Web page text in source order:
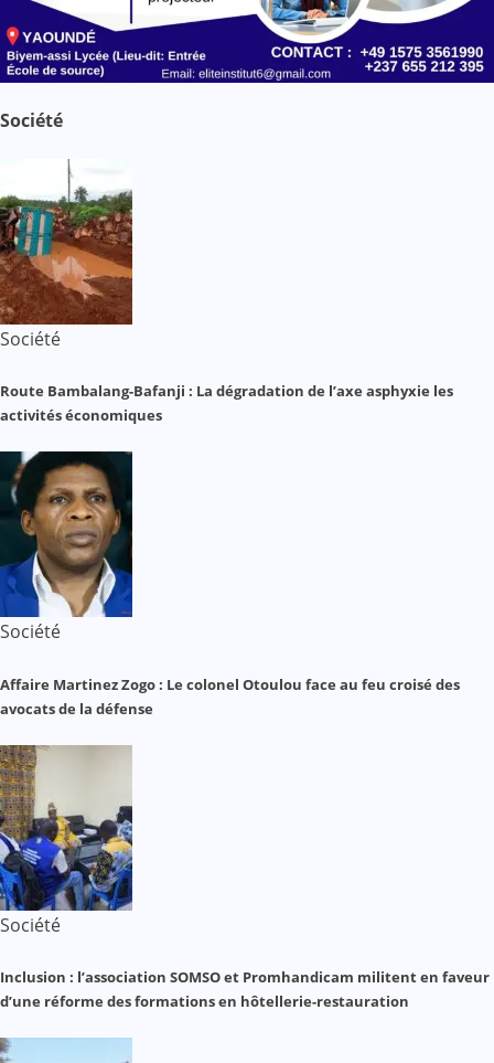
Société
Société
Route Bambalang-Bafanji : La dégradation de l’axe asphyxie les
activités économiques
Société
Affaire Martinez Zogo : Le colonel Otoulou face au feu croisé des
avocats de la défense
Société
Inclusion : l’association SOMSO et Promhandicam militent en faveur
d’une réforme des formations en hôtellerie-restauration